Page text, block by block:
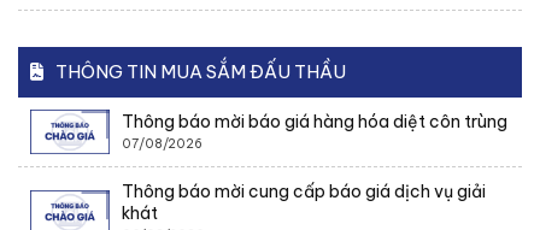
THÔNG TIN MUA SẮM ĐẤU THẦU
Thông báo mời báo giá hàng hóa diệt côn trùng
07/08/2026
Thông báo mời cung cấp báo giá dịch vụ giải
khát